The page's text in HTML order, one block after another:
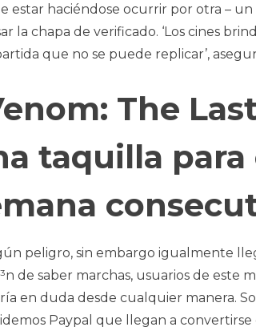
estar haciéndose ocurrir por otra –
la chapa de verificado. ‘Los cines
que no se puede replicar’,
The
taquilla
peligro, sin embargo igualmente
de saber marchas, usuarios de
en duda desde cualquier manera.
Paypal que llegan a